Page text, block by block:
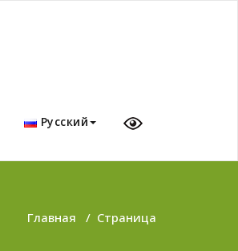
Русский
Главная / Страница